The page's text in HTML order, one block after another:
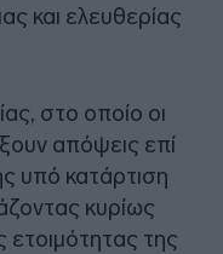
και ελευθερίας
στο οποίο οι
απόψεις επί
υπό κατάρτιση
κυρίως
της